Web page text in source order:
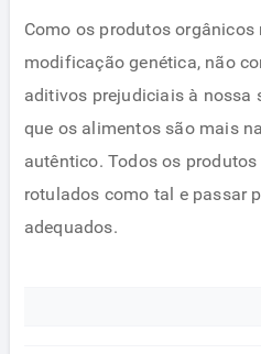
Como os produtos
modificação genética, não
aditivos prejudiciais à nossa
que os alimentos são mais
autêntico. Todos os
rotulados como tal e passar
adequados.